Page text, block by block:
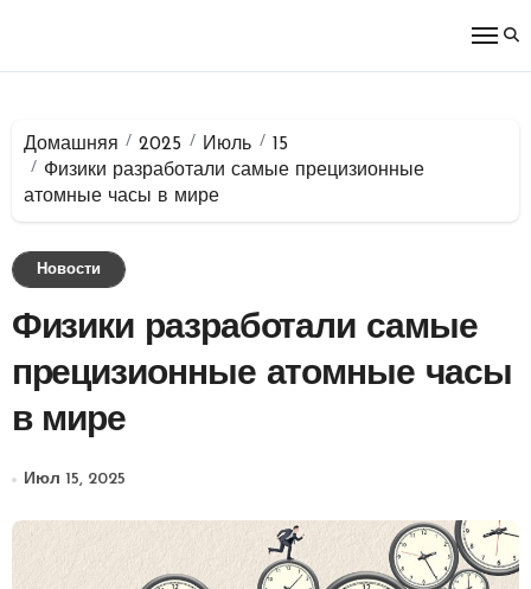
Домашняя 2025 Июль
15
Физики разработали самые прецизионные
атомные часы в мире
Новости
Физики разработали самые
прецизионные атомные часы
в мире
Июл 15, 2025